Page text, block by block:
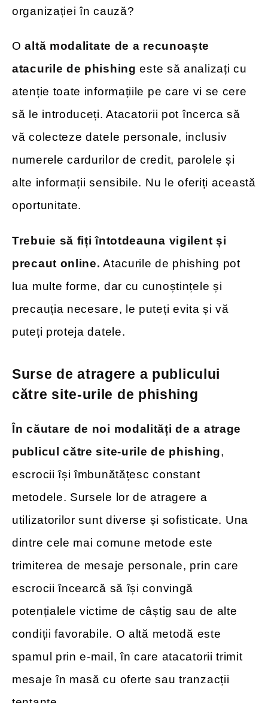
organizației în cauză?
Oaltă modalitate de a recunoaște
atacurile de phishing este să analizați cu
atenție toate informațiile pe care vi se cere
să le introduceți. Atacatorii pot încerca să
vă colecteze datele personale, inclusiv
numerele cardurilor de credit, parolele și
alte informații sensibile. Nu le oferiți această
oportunitate.
Trebuie să fiți întotdeauna vigilent și
precaut online. Atacurile de phishing pot
lua multe forme, dar cu cunoștințele și
precauția necesare, le puteți evita și vă
puteți proteja datele.
Surse de atragere a publicului
către site-urile de phishing
În căutare de noi modalități de a atrage
publicul către site-urile de phishing,
escrocii își îmbunătățesc constant
metodele. Sursele lor de atragere a
utilizatorilor sunt diverse și sofisticate. Una
dintre cele mai comune metode este
trimiterea de mesaje personale, prin care
escrocii încearcă să își convingă
potențialele victime de câștig sau de alte
condiții favorabile. O altă metodă este
spamul prin e-mail, în care atacatorii trimit
mesaje în masă cu oferte sau tranzacții